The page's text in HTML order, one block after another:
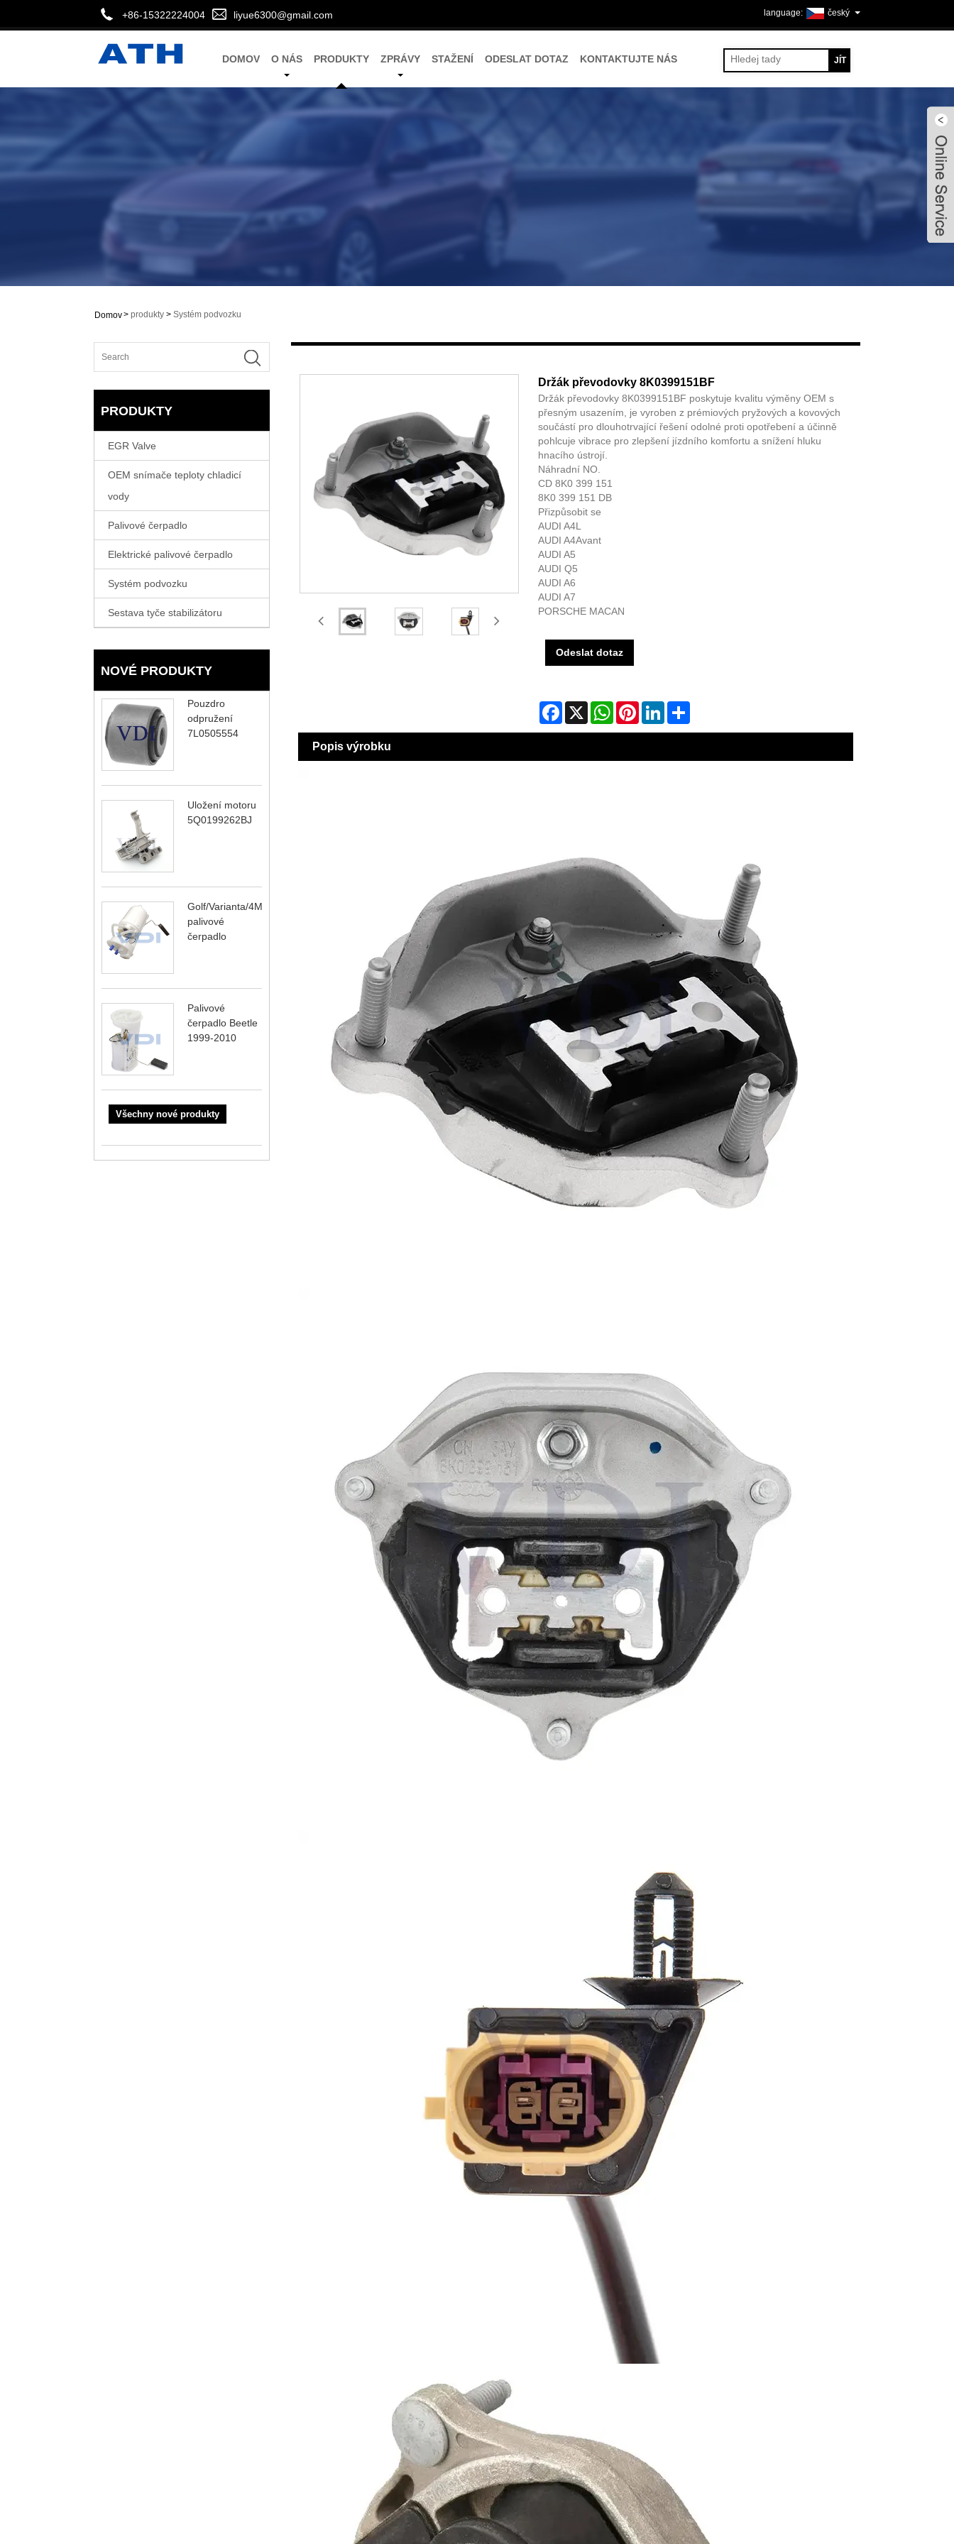
+86-15322224004 liyue6300@gmail.com český
DOMOV O NÁS PRODUKTY ZPRÁVY STAŽENÍ ODESLAT DOTAZ KONTAKTUJTE NÁS
Domov> produkty > Systém podvozku
PRODUKTY
EGR Valve
OEM snímače teploty chladicí
vody
Palivové čerpadlo
Elektrické palivové čerpadlo
Systém podvozku
Sestava tyče stabilizátoru
NOVÉ PRODUKTY
Pouzdro
odpružení
7L0505554
Uložení motoru
5Q0199262BJ
Golf/Varianta/4Motion
palivové
čerpadlo
Palivové
čerpadlo Beetle
1999-2010
Všechny nové produkty
Držák převodovky 8K0399151BF
Držák převodovky 8K0399151BF poskytuje kvalitu výměny OEM s
přesným usazením, je vyroben z prémiových pryžových a kovových
součástí pro dlouhotrvající řešení odolné proti opotřebení a účinně
pohlcuje vibrace pro zlepšení jízdního komfortu a snížení hluku
hnacího ústrojí.
Náhradní NO.
CD 8K0 399 151
8K0 399 151 DB
Přizpůsobit se
AUDI A4L
AUDI A4Avant
AUDI A5
AUDI Q5
AUDI A6
AUDI A7
PORSCHE MACAN
Odeslat dotaz
Facebook
X WhatsAppPinterestLinkedInShare
Popis výrobku